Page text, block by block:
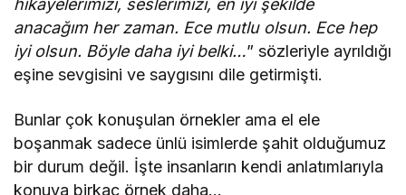
hikayelerimizi, seslerimizi, en iyi şekilde
anacağım her zaman. Ece mutlu olsun. Ece hep
iyi olsun. Böyle daha iyi belki…” sözleriyle ayrıldığı
eşine sevgisini ve saygısını dile getirmişti.
Bunlar çok konuşulan örnekler ama el ele
boşanmak sadece ünlü isimlerde şahit olduğumuz
bir durum değil. İşte insanların kendi anlatımlarıyla
konuya birkaç örnek daha…